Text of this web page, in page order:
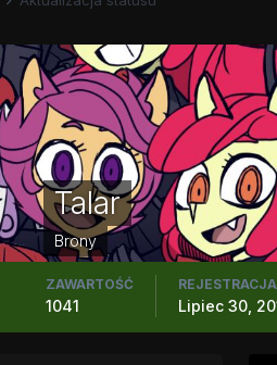
Talar
Brony
ZAWARTOŚĆ
1041
REJESTRACJA
Lipiec 30,